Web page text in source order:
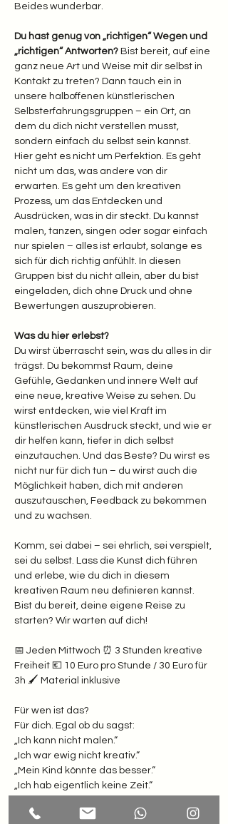
Beides wunderbar.
Du hast genug von „richtigen“ Wegen und
„richtigen“ Antworten? Bist bereit, auf eine
ganz neue Art und Weise mit dir selbst in
Kontakt zu treten? Dann tauch ein in
unsere halboffenen künstlerischen
Selbsterfahrungsgruppen – ein Ort, an
dem du dich nicht verstellen musst,
sondern einfach du selbst sein kannst.
Hier geht es nicht um Perfektion. Es geht
nicht um das, was andere von dir
erwarten. Es geht um den kreativen
Prozess, um das Entdecken und
Ausdrücken, was in dir steckt. Du kannst
malen, tanzen, singen oder sogar einfach
nur spielen – alles ist erlaubt, solange es
sich für dich richtig anfühlt. In diesen
Gruppen bist du nicht allein, aber du bist
eingeladen, dich ohne Druck und ohne
Bewertungen auszuprobieren.
Was du hier erlebst?
Du wirst überrascht sein, was du alles in dir
trägst. Du bekommst Raum, deine
Gefühle, Gedanken und innere Welt auf
eine neue, kreative Weise zu sehen. Du
wirst entdecken, wie viel Kraft im
künstlerischen Ausdruck steckt, und wie er
dir helfen kann, tiefer in dich selbst
einzutauchen. Und das Beste? Du wirst es
nicht nur für dich tun – du wirst auch die
Möglichkeit haben, dich mit anderen
auszutauschen, Feedback zu bekommen
und zu wachsen.
Komm, sei dabei – sei ehrlich, sei verspielt,
sei du selbst. Lass die Kunst dich führen
und erlebe, wie du dich in diesem
kreativen Raum neu definieren kannst.
Bist du bereit, deine eigene Reise zu
starten? Wir warten auf dich!
📅 Jeden Mittwoch ⏰ 3 Stunden kreative
Freiheit 💶 10 Euro pro Stunde / 30 Euro für
3h 🖌️ Material inklusive
Für wen ist das?
Für dich. Egal ob du sagst:
„Ich kann nicht malen.“
„Ich war ewig nicht kreativ.“
„Mein Kind könnte das besser.“
„Ich hab eigentlich keine Zeit.“
Weißt du was? Hier zählt nur eines: Lust zu